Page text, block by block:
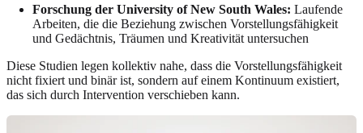
Forschung der University of New South Wales: Laufende
Arbeiten, die die Beziehung zwischen Vorstellungsfähigkeit
und Gedächtnis, Träumen und Kreativität untersuchen
Diese Studien legen kollektiv nahe, dass die Vorstellungsfähigkeit
nicht fixiert und binär ist, sondern auf einem Kontinuum existiert,
das sich durch Intervention verschieben kann.